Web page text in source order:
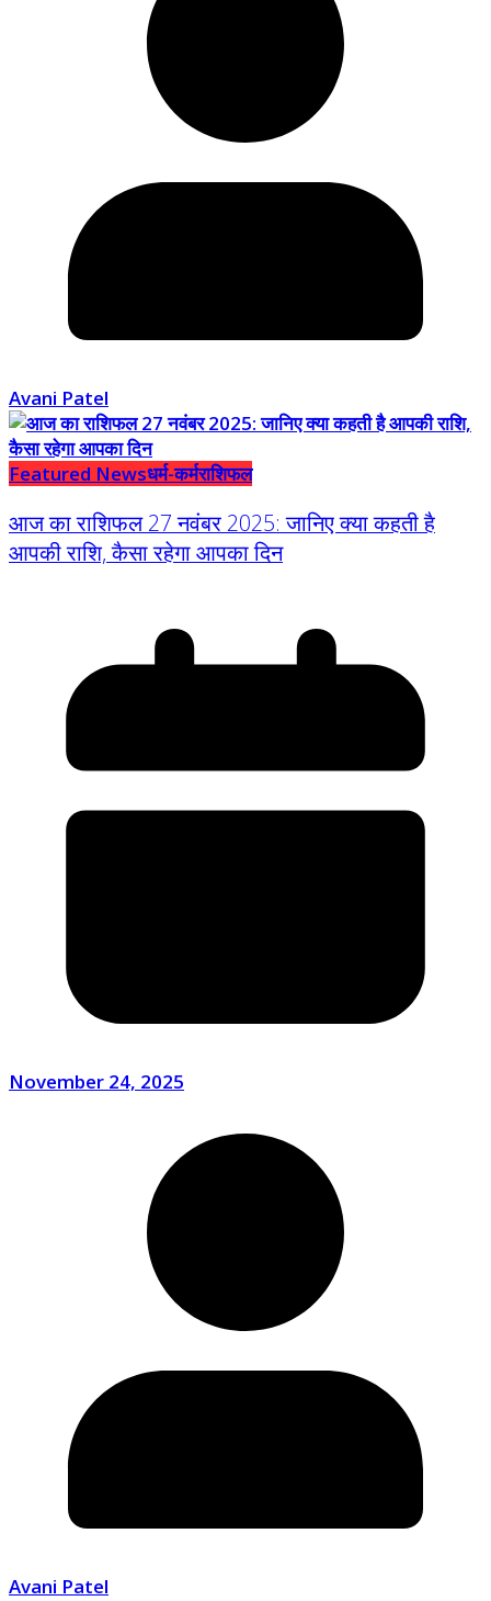
Avani Patel
Featured Newsधर्म-कर्मराशिफल
आज का राशिफल 27 नवंबर 2025: जानिए क्या कहती है
आपकी राशि, कैसा रहेगा आपका दिन
November 24, 2025
Avani Patel